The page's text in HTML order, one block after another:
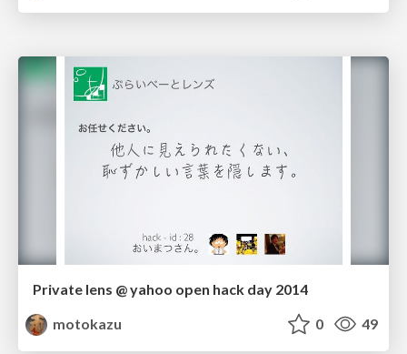
Private lens @ yahoo open hack day 2014
motokazu
0 49